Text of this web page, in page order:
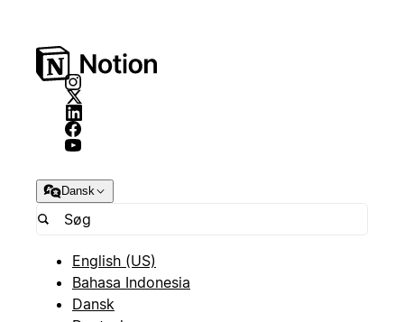
Dansk
English (US)
Bahasa Indonesia
Dansk